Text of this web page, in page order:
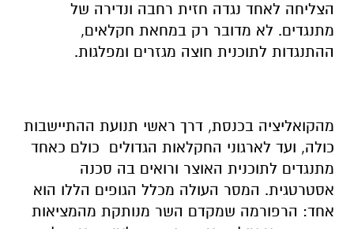
הצליחה לאחד נגדה חזית רחבה ונדירה של
מתנגדים. לא מדובר רק במחאת חקלאים,
ההתנגדות לתוכנית חוצה מגזרים ומפלגות.
מהקואליציה בכנסת, דרך ראשי תנועת ההתיישבות
כולה, ועד לארגוני החקלאות הגדולים כולם כאחד
מתנגדים לתוכנית האוצר ורואים בה סכנה
אסטרטגית. המסר העולה מכלל הגופים הללו הוא
אחד: הרפורמה שמקדם השר מנותקת מהמציאות